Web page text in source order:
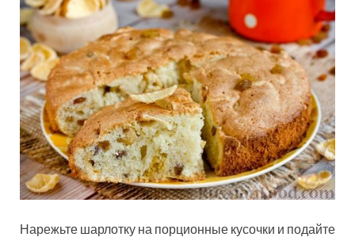
Нарежьте шарлотку на порционные кусочки и подайте